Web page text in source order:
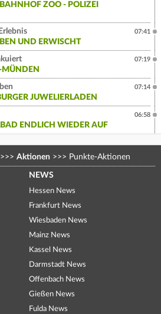
ZOO - POLIZEI
UND ERWISCHT
07:41
07:19
JUWELIERLADEN
07:14
ENDLICH WIEDER AUF
06:58
>>> Aktionen >>> Punkte-Aktionen
NEWS
Hessen News
Frankfurt News
Wiesbaden News
Mainz News
Kassel News
Darmstadt News
Offenbach News
Gießen News
Fulda News